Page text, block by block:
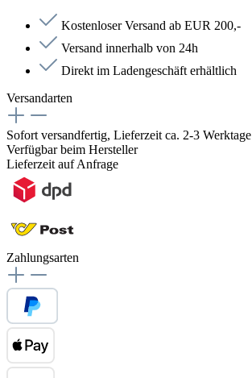
Kostenloser Versand ab EUR 200,-
Versand innerhalb von 24h
Direkt im Ladengeschäft erhältlich
Versandarten
Sofort versandfertig, Lieferzeit ca. 2-3 Werktage
Verfügbar beim Hersteller
Lieferzeit auf Anfrage
Zahlungsarten